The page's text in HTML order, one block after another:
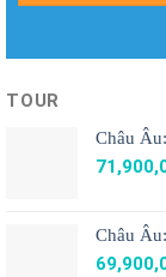
TOUR
Châu
Châu